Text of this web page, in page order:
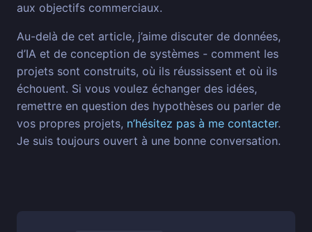
aux objectifs commerciaux.
Au-delà de cet article, j’aime discuter de données,
d’IA et de conception de systèmes - comment les
projets sont construits, où ils réussissent et où ils
échouent. Si vous voulez échanger des idées,
remettre en question des hypothèses ou parler de
vos propres projets, n’hésitez pas à me contacter.
Je suis toujours ouvert à une bonne conversation.